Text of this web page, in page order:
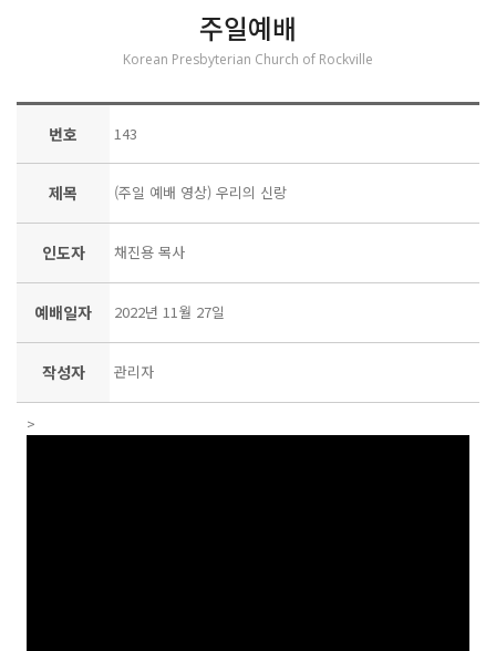
주일예배
Korean Presbyterian Church of Rockville
번호 143
제목 (주일 예배 영상) 우리의 신랑
인도자 채진용 목사
예배일자 2022년 11월 27일
작성자 관리자
>